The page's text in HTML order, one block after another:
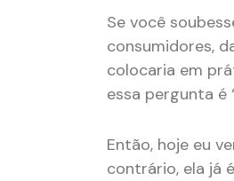
Se você
consumidores,
colocaria em
essa pergunta é
Então, hoje eu
contrário, ela já